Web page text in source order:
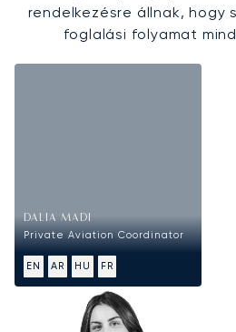
rendelkezésre állnak, hogy
foglalási folyamat
DALIA MADI
Private Aviation Coordinator
EN AR HU FR